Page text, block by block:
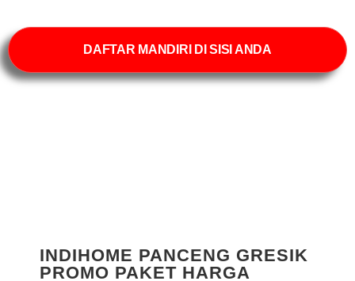
DAFTAR MANDIRI DI SISI ANDA
INDIHOME PANCENG GRESIK
PROMO PAKET HARGA